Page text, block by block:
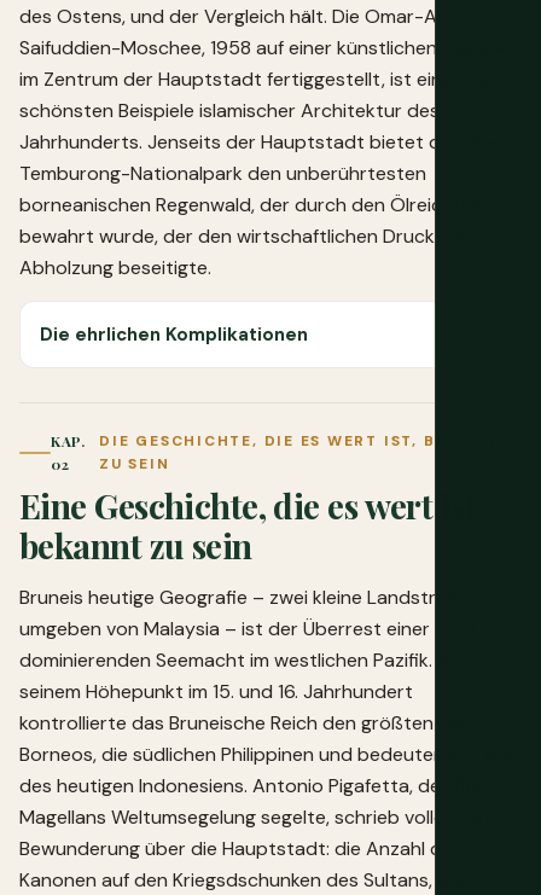
des Ostens, und der Vergleich hält. Die Omar-Ali-
Saifuddien-Moschee, 1958 auf einer künstlichen Lagune
im Zentrum der Hauptstadt fertiggestellt, ist eines der
schönsten Beispiele islamischer Architektur des 20.
Jahrhunderts. Jenseits der Hauptstadt bietet der Ulu-
Temburong-Nationalpark den unberührtesten
borneanischen Regenwald, der durch den Ölreichtum
bewahrt wurde, der den wirtschaftlichen Druck zur
Abholzung beseitigte.
Die ehrlichen Komplikationen
KAP.
02
DIE GESCHICHTE, DIE ES WERT IST, BEKANNT
ZU SEIN
Eine Geschichte, die es wert ist,
bekannt zu sein
Bruneis heutige Geografie – zwei kleine Landstreifen,
umgeben von Malaysia – ist der Überrest einer einst
dominierenden Seemacht im westlichen Pazifik. Auf
seinem Höhepunkt im 15. und 16. Jahrhundert
kontrollierte das Bruneische Reich den größten Teil
Borneos, die südlichen Philippinen und bedeutende Teile
des heutigen Indonesiens. Antonio Pigafetta, der 1521 mit
Magellans Weltumsegelung segelte, schrieb voller echter
Bewunderung über die Hauptstadt: die Anzahl der
Kanonen auf den Kriegsdschunken des Sultans, die